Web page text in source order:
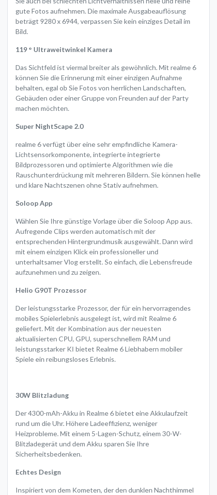
gute Fotos aufnehmen. Die maximale Ausgabeauflösung
beträgt 9280 x 6944, verpassen Sie kein einziges Detail im
Bild.
119 ° Ultraweitwinkel Kamera
Das Sichtfeld ist viermal breiter als gewöhnlich. Mit realme 6
können Sie die Erinnerung mit einer einzigen Aufnahme
behalten, egal ob Sie Fotos von herrlichen Landschaften,
Gebäuden oder einer Gruppe von Freunden auf der Party
machen möchten.
Super NightScape 2.0
realme 6 verfügt über eine sehr empfindliche Kamera-
Lichtsensorkomponente, integrierte integrierte
Bildprozessoren und optimierte Algorithmen wie die
Rauschunterdrückung mit mehreren Bildern. Sie können helle
und klare Nachtszenen ohne Stativ aufnehmen.
Soloop App
Wählen Sie Ihre günstige Vorlage über die Soloop App aus.
Aufregende Clips werden automatisch mit der
entsprechenden Hintergrundmusik ausgewählt. Dann wird
mit einem einzigen Klick ein professioneller und
unterhaltsamer Vlog erstellt. So einfach, die Lebensfreude
aufzunehmen und zu zeigen.
Helio G90T Prozessor
Der leistungsstarke Prozessor, der für ein hervorragendes
mobiles Spielerlebnis ausgelegt ist, wird mit Realme 6
geliefert. Mit der Kombination aus der neuesten
aktualisierten CPU, GPU, superschnellem RAM und
leistungsstarker KI bietet Realme 6 Liebhabern mobiler
Spiele ein reibungsloses Erlebnis.
30W Blitzladung
Der 4300-mAh-Akku in Realme 6 bietet eine Akkulaufzeit
rund um die Uhr. Höhere Ladeeffizienz, weniger
Heizprobleme. Mit einem 5-Lagen-Schutz, einem 30-W-
Blitzladegerät und dem Akku sparen Sie Ihre
Sicherheitsbedenken.
Echtes Design
Inspiriert von dem Kometen, der den dunklen Nachthimmel